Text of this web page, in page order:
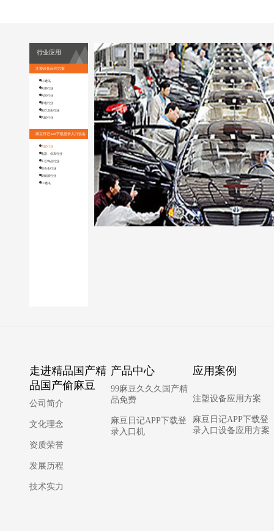
行业应用
注塑设备应用方案
3C通讯
民用行业
包装行业
家电行业
医疗卫生行业
汽配行业
麻豆日记APP下载登录入口设备
汽配行业
电器、仪表行业
工艺饰品行业
镁合金行业
新能源行业
3C通讯
走进精品国产精
品国产偷麻豆
公司简介
文化理念
资质荣誉
发展历程
技术实力
产品中心
99麻豆久久久国产精
品免费
麻豆日记APP下载登
录入口机
应用案例
注塑设备应用方案
麻豆日记APP下载登
录入口设备应用方案